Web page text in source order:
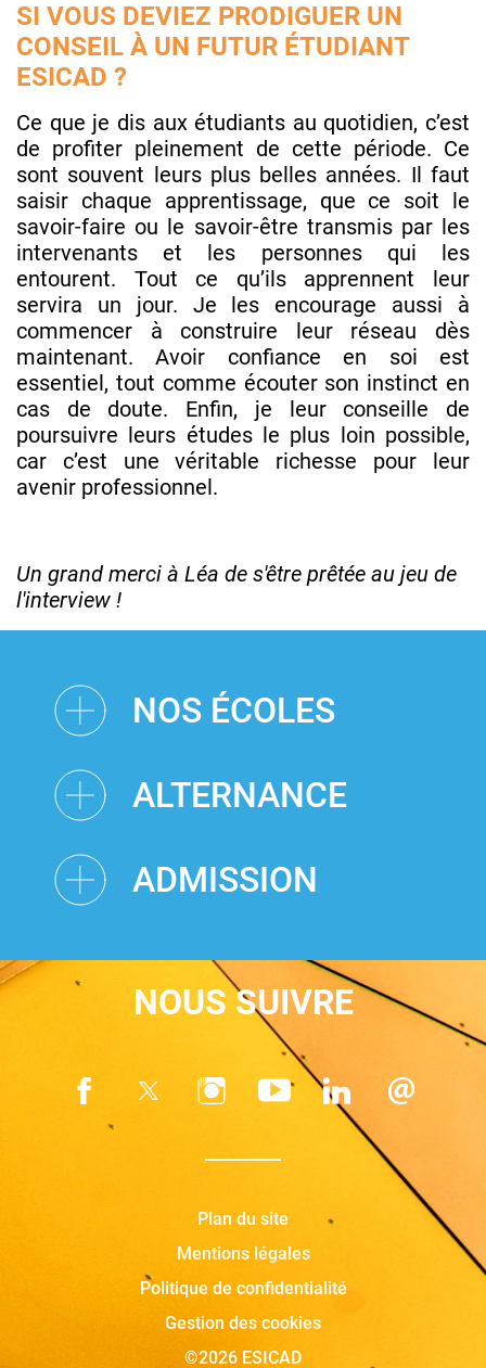
SI VOUS DEVIEZ PRODIGUER UN
CONSEIL À UN FUTUR ÉTUDIANT
ESICAD ?
Ce que je dis aux étudiants au quotidien, c’est
de profiter pleinement de cette période. Ce
sont souvent leurs plus belles années. Il faut
saisir chaque apprentissage, que ce soit le
savoir-faire ou le savoir-être transmis par les
intervenants et les personnes qui les
entourent. Tout ce qu’ils apprennent leur
servira un jour. Je les encourage aussi à
commencer à construire leur réseau dès
maintenant. Avoir confiance en soi est
essentiel, tout comme écouter son instinct en
cas de doute. Enfin, je leur conseille de
poursuivre leurs études le plus loin possible,
car c’est une véritable richesse pour leur
avenir professionnel.
Un grand merci à Léa de s'être prêtée au jeu de
l'interview !
NOS ÉCOLES
ALTERNANCE
ADMISSION
NOUS SUIVRE
Plan du site
Mentions légales
Politique de confidentialité
Gestion des cookies
©2026 ESICAD